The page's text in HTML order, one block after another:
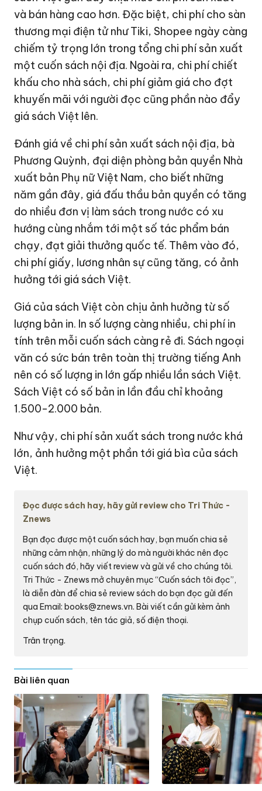
và bán hàng cao hơn. Đặc biệt, chi phí cho sàn
thương mại điện tử như Tiki, Shopee ngày càng
chiếm tỷ trọng lớn trong tổng chi phí sản xuất
một cuốn sách nội địa. Ngoài ra, chi phí chiết
khấu cho nhà sách, chi phí giảm giá cho đợt
khuyến mãi với người đọc cũng phần nào đẩy
giá sách Việt lên.
Đánh giá về chi phí sản xuất sách nội địa, bà
Phương Quỳnh, đại diện phòng bản quyền Nhà
xuất bản Phụ nữ Việt Nam, cho biết những
năm gần đây, giá đấu thầu bản quyền có tăng
do nhiều đơn vị làm sách trong nước có xu
hướng cùng nhắm tới một số tác phẩm bán
chạy, đạt giải thưởng quốc tế. Thêm vào đó,
chi phí giấy, lương nhân sự cũng tăng, có ảnh
hưởng tới giá sách Việt.
Giá của sách Việt còn chịu ảnh hưởng từ số
lượng bản in. In số lượng càng nhiều, chi phí in
tính trên mỗi cuốn sách càng rẻ đi. Sách ngoại
văn có sức bán trên toàn thị trường tiếng Anh
nên có số lượng in lớn gấp nhiều lần sách Việt.
Sách Việt có số bản in lần đầu chỉ khoảng
1.500-2.000 bản.
Như vậy, chi phí sản xuất sách trong nước khá
lớn, ảnh hưởng một phần tới giá bìa của sách
Việt.
Đọc được sách hay, hãy gửi review cho Tri Thức -
Znews
Bạn đọc được một cuốn sách hay, bạn muốn chia sẻ
những cảm nhận, những lý do mà người khác nên đọc
cuốn sách đó, hãy viết review và gửi về cho chúng tôi.
Tri Thức - Znews mở chuyên mục “Cuốn sách tôi đọc”,
là diễn đàn để chia sẻ review sách do bạn đọc gửi đến
qua Email:books@znews.vn. Bài viết cần gửi kèm ảnh
chụp cuốn sách, tên tác giả, số điện thoại.
Trân trọng.
Bài liên quan